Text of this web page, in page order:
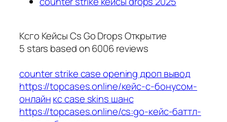
Ксго Кейсы Cs Go Drops Открытие
5 stars based on6006reviews
counter strike case opening дроп вывод
https://topcases.online/кейс-с-бонусом-
онлайнкс case skins шанс
https://topcases.online/cs:go-кейс-баттл-